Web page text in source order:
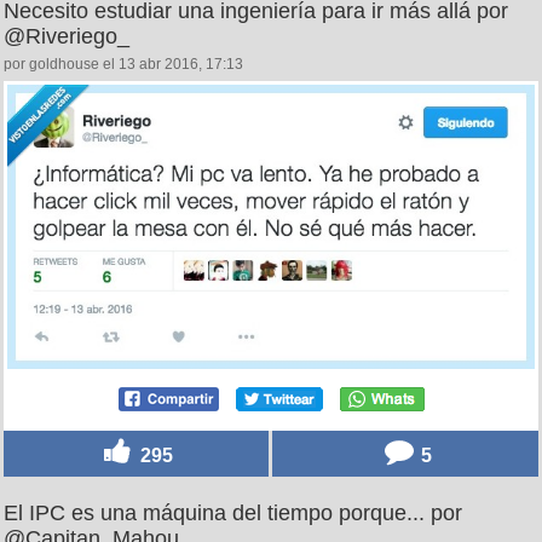
Necesito estudiar una ingeniería para ir más allá por
@Riveriego_
por goldhouse el 13 abr 2016, 17:13
295 5
El IPC es una máquina del tiempo porque... por